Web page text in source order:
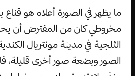
ما يظهر في الصورة أعلاه هو
مخروطي كان من المفترض أن
الثلجية في مدينة مونتريال
الصور وبضعة صور أخرى قليلة،